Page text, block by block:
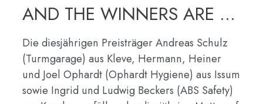
AND THE WINNERS ARE …
Die diesjährigen Preisträger Andreas Schulz
(Turmgarage) aus Kleve, Hermann, Heiner
und Joel Ophardt (Ophardt Hygiene) aus Issum
sowie Ingrid und Ludwig Beckers (ABS Safety)